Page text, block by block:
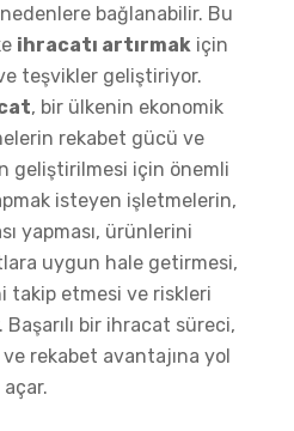
bağlanabilir. Bu
ihracatı artırmak için
teşvikler geliştiriyor.
, bir ülkenin ekonomik
rekabet gücü ve
geliştirilmesi için önemli
isteyen işletmelerin,
yapması, ürünlerini
uygun hale getirmesi,
takip etmesi ve riskleri
bir ihracat süreci,
rekabet avantajına yol
açar.